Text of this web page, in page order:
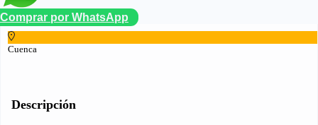
Comprar por WhatsApp
Cuenca
Descripción